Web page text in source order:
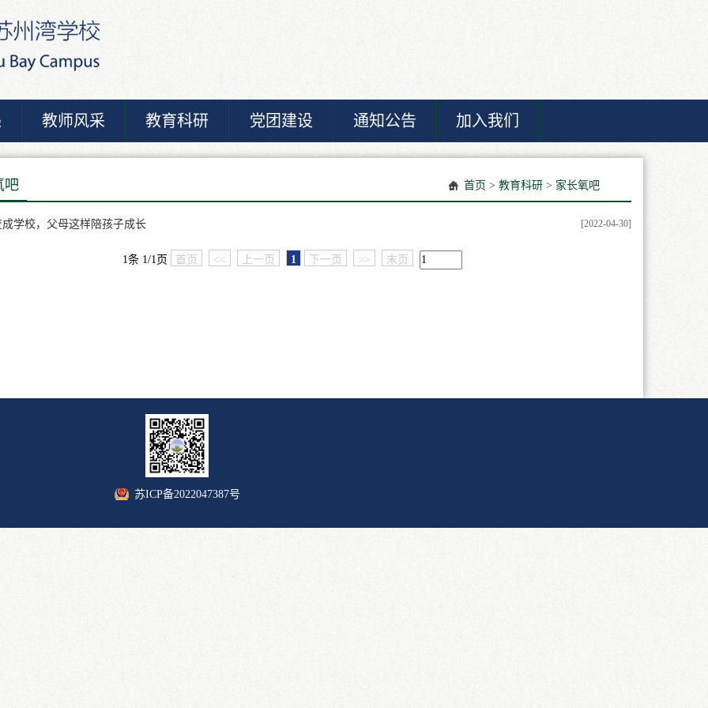
教师风采 教育科研 党团建设 通知公告 加入我们
吧 首页 > 教育科研 > 家长氧吧
[2022-04-30]
学校，父母这样陪孩子成长
1条 1/1页 首页 << 上一页 1 下一页 >> 末页
苏ICP备2022047387号